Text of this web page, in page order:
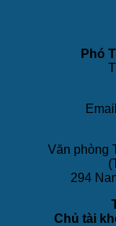
Phó
Văn phòng
294
Chủ tài